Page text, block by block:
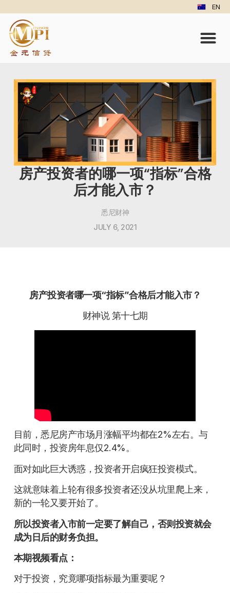
EN
房产投资者的哪一项“指标”合格
后才能入市？
悉尼财神
JULY 6, 2021
房产投资者哪一项“指标”合格后才能入市？
财神说 第十七期
目前，悉尼房产市场月涨幅平均都在2%左右。与
此同时，投资房年息仅2.4%。
面对如此巨大诱惑，投资者开启疯狂投资模式。
这就意味着上轮有很多投资者还没从坑里爬上来，
新的一轮又要开始了。
所以投资者入市前一定要了解自己，否则投资就会
成为日后的财务负担。
本期视频看点：
对于投资，究竟哪项指标最为重要呢？